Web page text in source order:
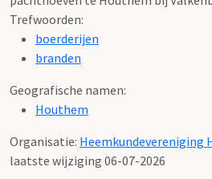
Trefwoorden:
boerderijen
branden
Geografische namen:
Houthem
Organisatie: Heemkundevereniging
laatste wijziging 06-07-2026